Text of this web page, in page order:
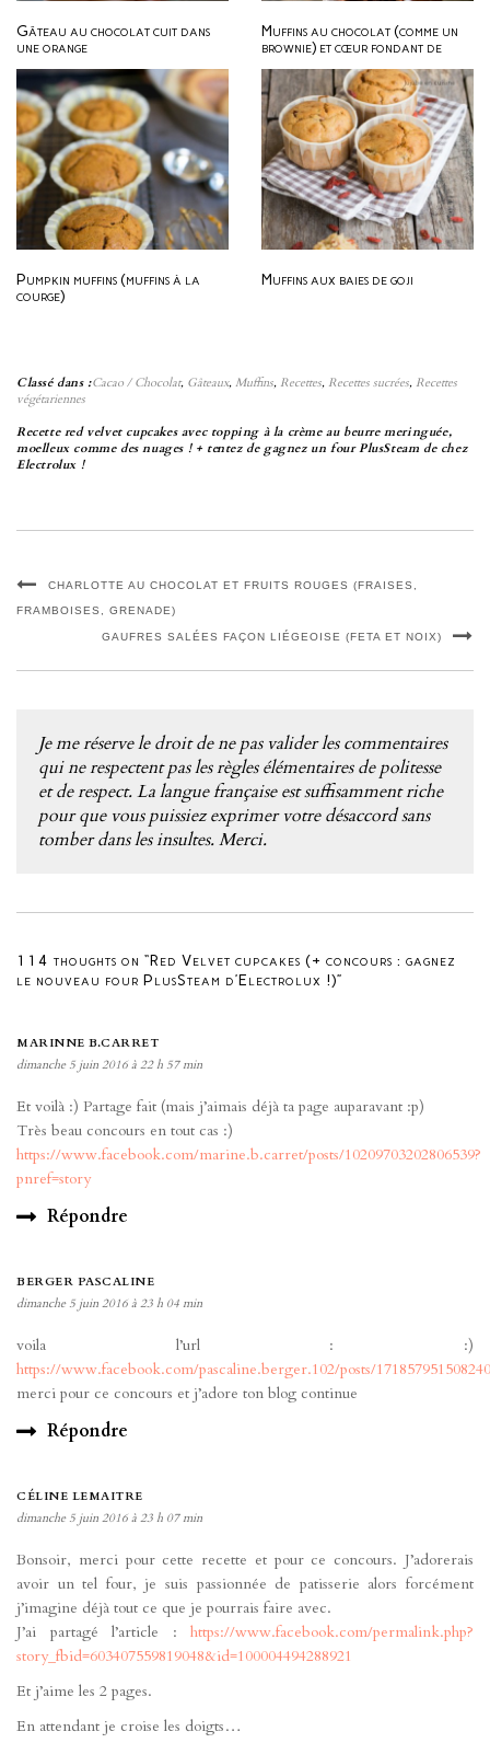
Gâteau au chocolat cuit dans
une orange
Muffins au chocolat (comme un
brownie) et cœur fondant de
Pumpkin muffins (muffins à la
courge)
Muffins aux baies de goji
Classé dans :Cacao / Chocolat, Gâteaux, Muffins, Recettes, Recettes sucrées, Recettes
végétariennes
Recette red velvet cupcakes avec topping à la crème au beurre meringuée,
moelleux comme des nuages ! + tentez de gagnez un four PlusSteam de chez
Electrolux !
CHARLOTTE AU CHOCOLAT ET FRUITS ROUGES (FRAISES,
FRAMBOISES, GRENADE)
GAUFRES SALÉES FAÇON LIÉGEOISE (FETA ET NOIX)
Je me réserve le droit de ne pas valider les commentaires
qui ne respectent pas les règles élémentaires de politesse
et de respect. La langue française est suffisamment riche
pour que vous puissiez exprimer votre désaccord sans
tomber dans les insultes. Merci.
114 thoughts on “Red Velvet cupcakes (+ concours : gagnez
le nouveau four PlusSteam d’Electrolux !)”
MARINNE B.CARRET
dimanche 5 juin 2016 à 22 h 57 min
Et voilà :) Partage fait (mais j’aimais déjà ta page auparavant :p)
Très beau concours en tout cas :)
https://www.facebook.com/marine.b.carret/posts/10209703202806539?
pnref=story
Répondre
BERGER PASCALINE
dimanche 5 juin 2016 à 23 h 04 min
voila l’url : :)
https://www.facebook.com/pascaline.berger.102/posts/
merci pour ce concours et j’adore ton blog continue
Répondre
CÉLINE LEMAITRE
dimanche 5 juin 2016 à 23 h 07 min
Bonsoir, merci pour cette recette et pour ce concours. J’adorerais
avoir un tel four, je suis passionnée de patisserie alors forcément
j’imagine déjà tout ce que je pourrais faire avec.
J’ai partagé l’article : https://www.facebook.com/permalink.php?
story_fbid=603407559819048&id=100004494288921
Et j’aime les 2 pages.
En attendant je croise les doigts…